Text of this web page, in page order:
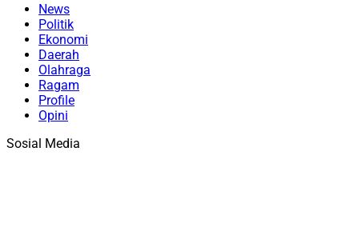
News
Politik
Ekonomi
Daerah
Olahraga
Ragam
Profile
Opini
Sosial Media